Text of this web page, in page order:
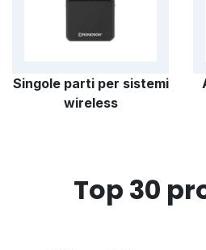
Singole parti per sistemi
wireless
Top 30